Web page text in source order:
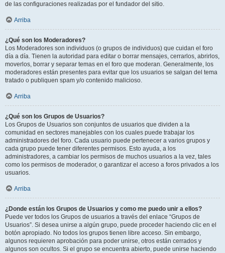
de las configuraciones realizadas por el fundador del sitio.
Arriba
¿Qué son los Moderadores?
Los Moderadores son individuos (o grupos de individuos) que cuidan el foro
día a día. Tienen la autoridad para editar o borrar mensajes, cerrarlos, abrirlos,
moverlos, borrar y separar temas en el foro que moderan. Generalmente, los
moderadores están presentes para evitar que los usuarios se salgan del tema
tratado o publiquen spam y/o contenido malicioso.
Arriba
¿Qué son los Grupos de Usuarios?
Los Grupos de Usuarios son conjuntos de usuarios que dividen a la
comunidad en sectores manejables con los cuales puede trabajar los
administradores del foro. Cada usuario puede pertenecer a varios grupos y
cada grupo puede tener diferentes permisos. Esto ayuda, a los
administradores, a cambiar los permisos de muchos usuarios a la vez, tales
como los permisos de moderador, o garantizar el acceso a foros privados a los
usuarios.
Arriba
¿Donde están los Grupos de Usuarios y como me puedo unir a ellos?
Puede ver todos los Grupos de usuarios a través del enlace “Grupos de
Usuarios”. Si desea unirse a algún grupo, puede proceder haciendo clic en el
botón apropiado. No todos los grupos tienen libre acceso. Sin embargo,
algunos requieren aprobación para poder unirse, otros están cerrados y
algunos son ocultos. Si el grupo se encuentra abierto, puede unirse haciendo